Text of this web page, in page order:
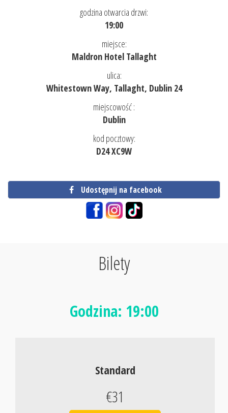
godzina otwarcia drzwi:
19:00
miejsce:
Maldron Hotel Tallaght
ulica:
Whitestown Way, Tallaght, Dublin 24
miejscowość :
Dublin
kod pocztowy:
D24 XC9W
Udostępnij na facebook
Bilety
Godzina: 19:00
Standard
€31